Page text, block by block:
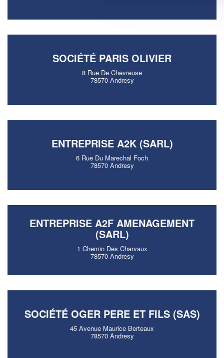
SOCIÉTÉ PARIS OLIVIER
8 Rue De Chevreuse
78570 Andresy
ENTREPRISE A2K (SARL)
6 Rue Du Marechal Foch
78570 Andresy
ENTREPRISE A2F AMENAGEMENT
(SARL)
1 Chemin Des Charvaux
78570 Andresy
SOCIÉTÉ OGER PERE ET FILS (SAS)
45 Avenue Maurice Berteaux
78570 Andresy